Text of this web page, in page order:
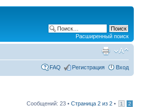
Расширенный поиск
FAQ Регистрация Вход
Сообщений: 23 • Страница 2 из 2 • 1 2